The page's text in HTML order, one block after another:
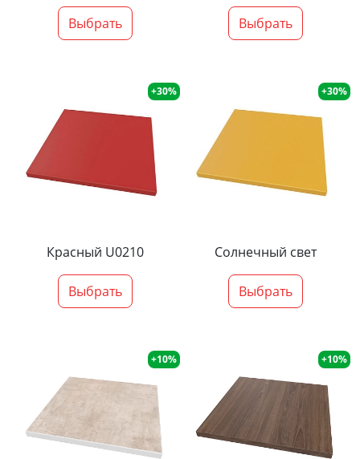
Выбрать Выбрать
+30%
Красный U0210
Выбрать
+30%
Солнечный свет
Выбрать
+10% +10%